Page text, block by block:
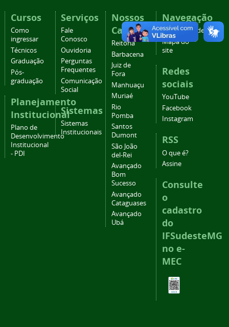
Cursos
Como
ingressar
Técnicos
Graduação
Pós-
graduação
Planejamento
Institucional
Plano de
Desenvolvimento
Institucional
- PDI
Serviços
Fale
Conosco
Ouvidoria
Perguntas
Frequentes
Comunicação
Social
Sistemas
Sistemas
Institucionais
Nossos
Campi
Reitoria
Barbacena
Juiz de
Fora
Manhuaçu
Muriaé
Rio
Pomba
Santos
Dumont
São João
del-Rei
Avançado
Bom
Sucesso
Avançado
Cataguases
Avançado
Ubá
Navegação
Acessibilidade
Mapa do
site
Redes
sociais
YouTube
Facebook
Instagram
RSS
O que é?
Assine
Consulte
o
cadastro
do
IFSudesteMG
no e-
MEC